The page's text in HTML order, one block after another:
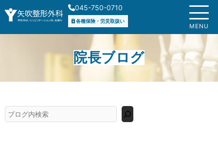
容
ス
045-750-0710
各種保険・労災取扱い
MENU
院長ブログ
検
索